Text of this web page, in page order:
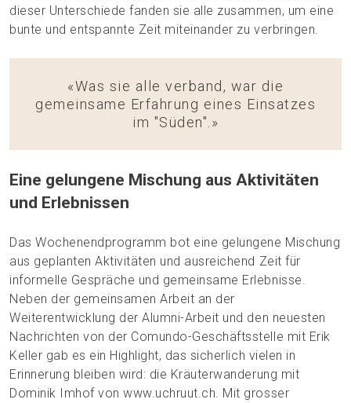
dieser Unterschiede fanden sie alle zusammen, um eine
bunte und entspannte Zeit miteinander zu verbringen.
«Was sie alle verband, war die
gemeinsame Erfahrung eines Einsatzes
im "Süden".»
Eine gelungene Mischung aus Aktivitäten
und Erlebnissen
Das Wochenendprogramm bot eine gelungene Mischung
aus geplanten Aktivitäten und ausreichend Zeit für
informelle Gespräche und gemeinsame Erlebnisse.
Neben der gemeinsamen Arbeit an der
Weiterentwicklung der Alumni-Arbeit und den neuesten
Nachrichten von der Comundo-Geschäftsstelle mit Erik
Keller gab es ein Highlight, das sicherlich vielen in
Erinnerung bleiben wird: die Kräuterwanderung mit
Dominik Imhof von www.uchruut.ch. Mit grosser